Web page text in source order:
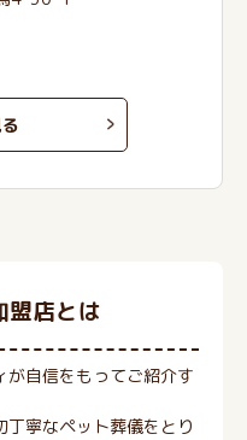
盟店とは
が自信をもってご紹介す
寧なペット葬儀をとり